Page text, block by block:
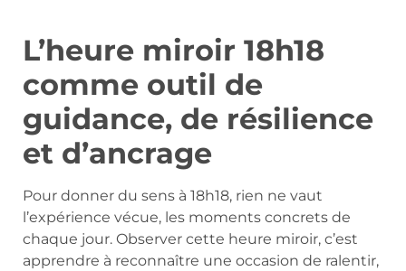
L’heure miroir 18h18
comme outil de
guidance, de résilience
et d’ancrage
Pour donner du sens à 18h18, rien ne vaut
l’expérience vécue, les moments concrets de
chaque jour. Observer cette heure miroir, c’est
apprendre à reconnaître une occasion de ralentir,